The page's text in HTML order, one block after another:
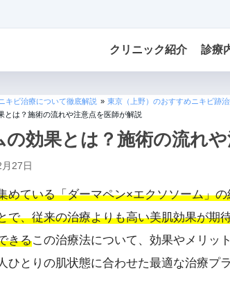
クリニック紹介 診療
キビ治療について徹底解説 » 東京（上野）のおすすめニキビ跡
とは？施術の流れや注意点を医師が解説
効果とは？施術の流れ
27日
めている「ダーマペン×エクソソーム」
で、従来の治療よりも高い美肌効果が期
きるこの治療法について、効果やメリッ
ひとりの肌状態に合わせた最適な治療プ